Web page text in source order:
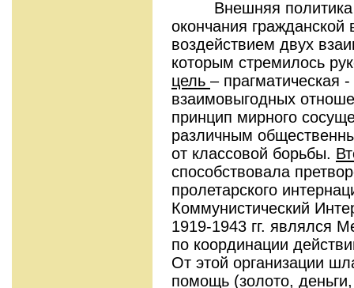
Внешняя политика
окончания
воздействием двух
которым стремилось
цель – прагматическая
взаимовыгодных
принцип мирного
различным
от классовой борьбы.
способствовала
пролетарского
Коммунистический
1919-1943 гг. являлся
по координации
От этой организации
помощь (золото,